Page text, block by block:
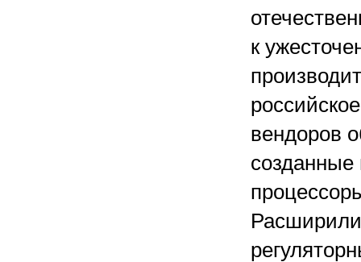
к
вендоров